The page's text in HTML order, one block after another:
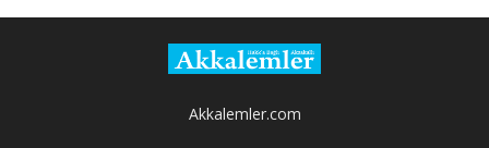
Akkalemler.com